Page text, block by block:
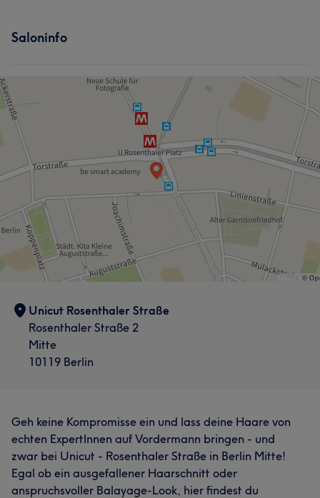
Saloninfo
Unicut Rosenthaler Straße
Rosenthaler Straße 2
Mitte
10119 Berlin
Geh keine Kompromisse ein und lass deine Haare von
echten ExpertInnen auf Vordermann bringen - und
zwar bei Unicut - Rosenthaler Straße in Berlin Mitte!
Egal ob ein ausgefallener Haarschnitt oder
anspruchsvoller Balayage-Look, hier findest du